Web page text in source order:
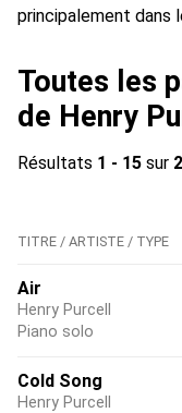
principalement dans
Toutes les
de Henry
Résultats 1 - 15 sur
TITRE / ARTISTE / TYPE
Air
Henry Purcell
Piano solo
Cold Song
Henry Purcell